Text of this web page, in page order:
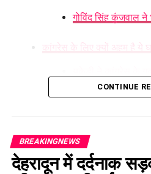
गोविंद सिंह कुंजवाल ने
कांग्रेस के लिए क्यों अहम है ये
2027 चुनाव से पहले
विधानसभा चुनाव
कांग्रेस को लगा बड़ा
CONTINUE
BREAKINGNEWS
देहरादून में दर्दनाक